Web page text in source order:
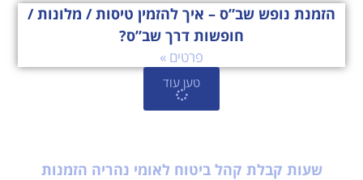
הזמנת נופש שב”ס – איך להזמין טיסות / מלונות /
חופשות דרך שב”ס?
פרטים »
טען עוד
שעות קבלת קהל ביטוח לאומי נהריה הזמנות